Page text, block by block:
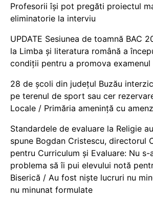
Profesorii își pot pregăti proiectul
eliminatorie la interviu
UPDATE Sesiunea de toamnă BAC
la Limba și literatura română a
condiții pentru a promova examenul
28 de școli din județul Buzău
pe terenul de sport sau cer
Locale / Primăria amenință cu
Standardele de evaluare la Religie
spune Bogdan Cristescu, directorul
pentru Curriculum și Evaluare: Nu
problema să îi pui elevului notă
Biserică / Au fost niște lucruri nu
nu minunat formulate